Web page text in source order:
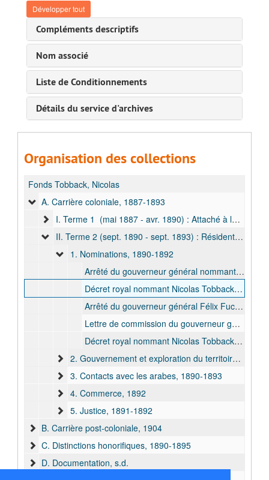
Développer tout
Compléments descriptifs
Nom associé
Liste de Conditionnements
Détails du service d'archives
Organisation des collections
Fonds Tobback, Nicolas
A. Carrière coloniale, 1887-1893
I. Terme 1 (mai 1887 - avr. 1890) : Attaché à la Direction des transports, de la Marine et des Travaux, 1887-1888
II. Terme 2 (sept. 1890 - sept. 1893) : Résident des Stanley Falls , 1890-1893
1. Nominations, 1890-1892
Arrêté du gouverneur général nommant Nicolas Tobback subsitut du procureur d’État, bulk: 1890 déc.
Décret royal nommant Nicolas Tobback capitaine de la Force Publique. Avec lettre d’accompagnement, bulk: 1891 mrs. - 1891 avr.
Arrêté du gouverneur général Félix Fuchs nommant Nicolas Tobback juge près le conseil de guerre des Stanley-Falls, bulk: 1891 mrs.
Lettre de commission du gouverneur général ff. Théophile Wahis désignant Nicolas Tobback pour remplir les fonctions de résident des Stanley-Falls, bulk: 1891 juill.
Décret royal nommant Nicolas Tobback résident de 1re classe. Avec lettre d’accompagnement, bulk: 1892 févr. - 1892 mars
2. Gouvernement et exploration du territoire, 1891-1893
3. Contacts avec les arabes, 1890-1893
4. Commerce, 1892
5. Justice, 1891-1892
B. Carrière post-coloniale, 1904
C. Distinctions honorifiques, 1890-1895
D. Documentation, s.d.